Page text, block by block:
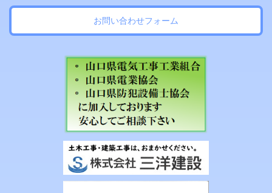
お問い合わせフォーム